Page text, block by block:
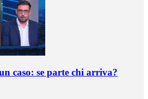
caso: se parte chi arriva?